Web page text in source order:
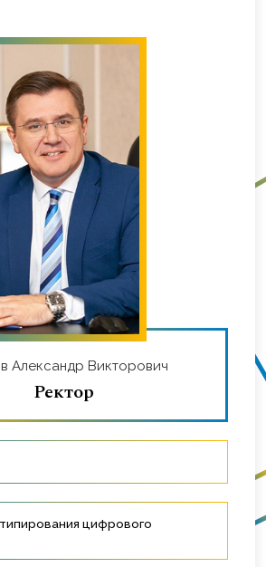
Александр Викторович
Ректор
цифрового